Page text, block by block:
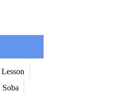
Lesson
Soba